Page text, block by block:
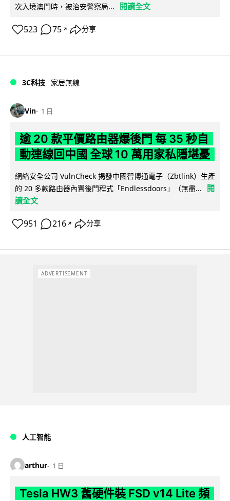
次入境澳門時，被治安警察局...
閱讀全文
523 75 ↗ 分享
3C科技 家居無線
Vin 1 日
逾 20 款平價路由器爆後門 每 35 秒自
動連線回中國 全球 10 萬用家私隱堪憂
網絡安全公司 VulnCheck 揭發中國智博通電子（Zbtlink）生產
的 20 多款路由器內置後門程式「Endlessdoors」（無盡...
閱
讀全文
951 216 ↗ 分享
ADVERTISEMENT
人工智能
arthur 1 日
Tesla HW3 舊硬件裝 FSD v14 Lite 頻